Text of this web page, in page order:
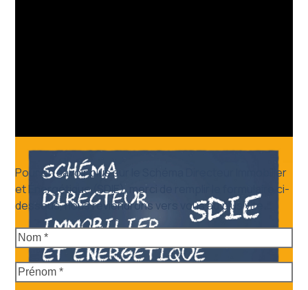
Pour en savoir plus sur le Schéma Directeur Immobilier
et Énergétique (SDIE), merci de remplir le formulaire ci-
dessous, nous reviendrons vers vous au plus vite.